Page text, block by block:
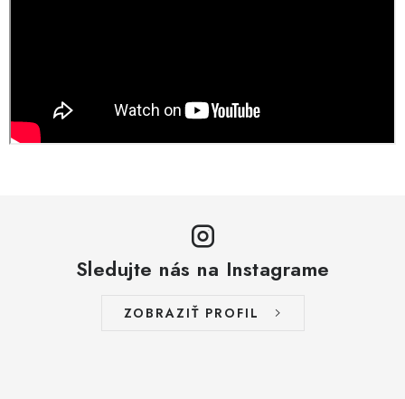
Galéria
Hodnotenie obchodu
KARTY BEZPEČNOSTNÝCH ÚDAJOV
Sledujte nás na Instagrame
ZOBRAZIŤ PROFIL